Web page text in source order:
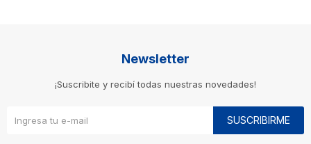
Newsletter
¡Suscribite y recibí todas nuestras novedades!
SUSCRIBIRME